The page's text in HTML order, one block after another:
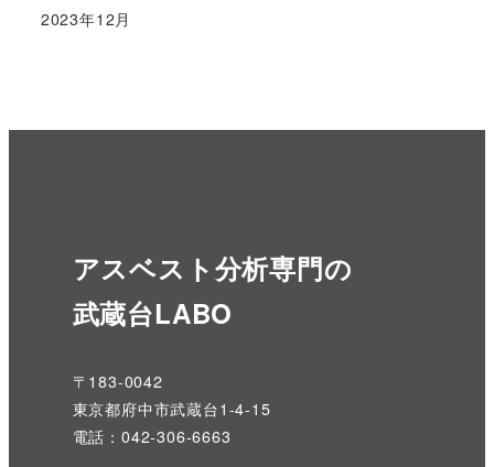
2023年12月
アスベスト分析専門の
武蔵台LABO
〒183-0042
東京都府中市武蔵台1-4-15
電話：042-306-6663